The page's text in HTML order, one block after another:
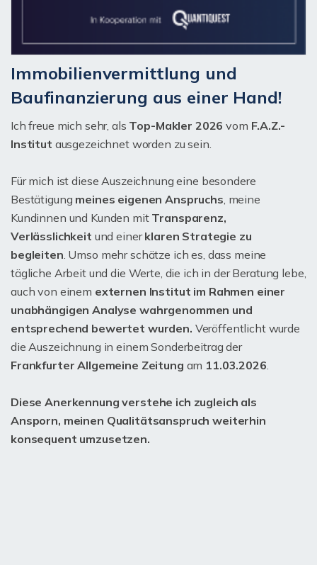
Immobilienvermittlung und
Baufinanzierung aus einer Hand!
Ich freue mich sehr, als Top-Makler 2026vom F.A.Z.-
Institut ausgezeichnet worden zu sein.
Für mich ist diese Auszeichnung eine besondere
Bestätigung meines eigenen Anspruchs , meine
Kundinnen und Kunden mit Transparenz,
Verlässlichkeit und einerklaren Strategie zu
begleiten . Umso mehr schätze ich es, dass meine
tägliche Arbeit und die Werte, die ich in der Beratung lebe,
auch von einem externen Institut im Rahmen einer
unabhängigen Analyse wahrgenommen und
entsprechend bewertet wurden. Veröffentlicht wurde
die Auszeichnung in einem Sonderbeitrag der
Frankfurter Allgemeine Zeitung am 11.03.2026
Diese Anerkennung verstehe ich zugleich als
Ansporn, meinen Qualitätsanspruch weiterhin
konsequent umzusetzen.